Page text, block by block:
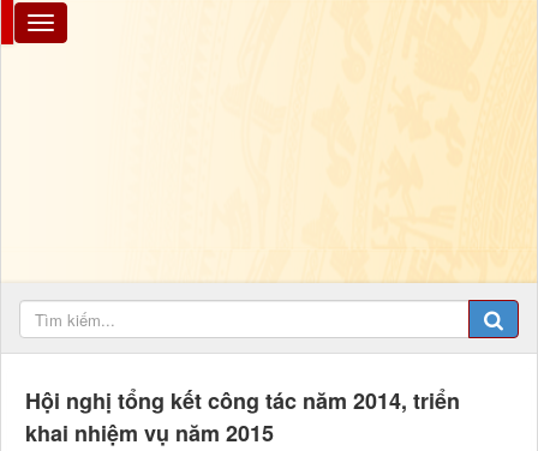
Hội nghị tổng kết công tác năm 2014, triển
khai nhiệm vụ năm 2015